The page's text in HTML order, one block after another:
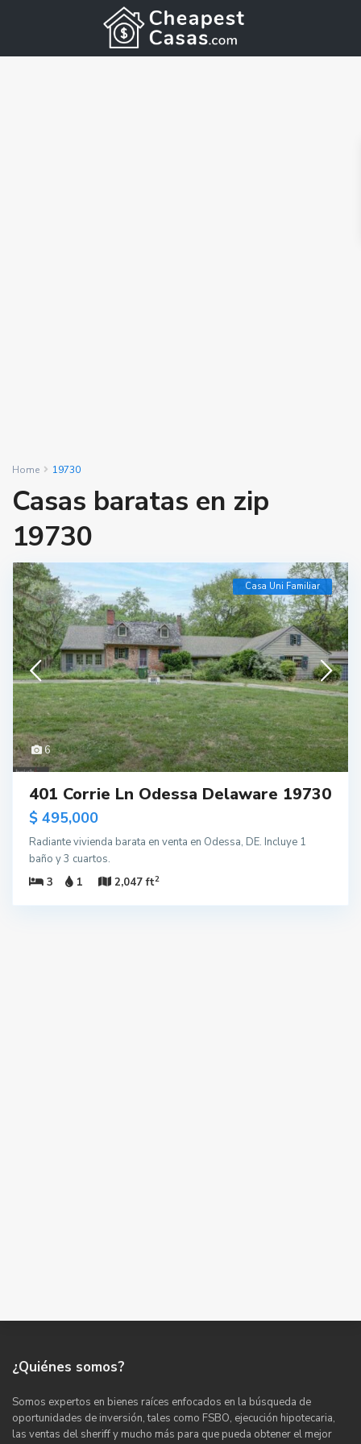
Home 19730
Casas baratas en zip
19730
6
Casa Uni Familiar
401 Corrie Ln Odessa Delaware 19730
$ 495,000
Radiante vivienda barata en venta en Odessa, DE. Incluye 1
baño y 3 cuartos.
3
1 2,047 ft2
¿Quiénes somos?
Somos expertos en bienes raíces enfocados en la búsqueda de
oportunidades de inversión, tales como FSBO, ejecución hipotecaria,
las ventas del sheriff y mucho más para que pueda obtener el mejor